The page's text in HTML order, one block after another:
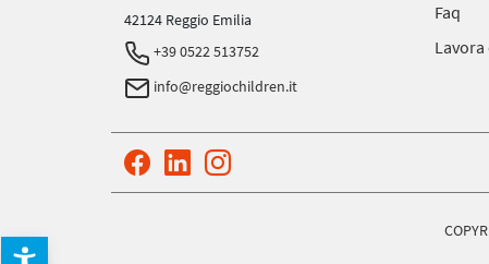
42124 Reggio Emilia
+39 0522 513752
info@reggiochildren.it
Faq